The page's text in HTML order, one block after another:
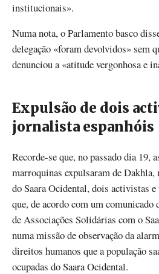
institucionais».
Numa nota, o Parlamento basco
delegação «foram devolvidos» sem
denunciou a «atitude vergonhosa e
Expulsão de dois
jornalista espanhóis
Recorde-se que, no passado dia 19,
marroquinas expulsaram de
do Saara Ocidental, dois activistas
que, de acordo com um comunicado
de Associações Solidárias com o
numa missão de observação da
direitos humanos que a população
ocupadas do Saara Ocidental.